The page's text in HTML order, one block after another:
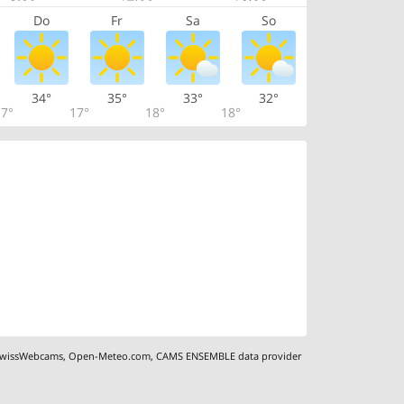
Do Fr Sa So
34°
17°
35°
18°
33°
18°
32°
,Open-Meteo.com,CAMS ENSEMBLE data provider